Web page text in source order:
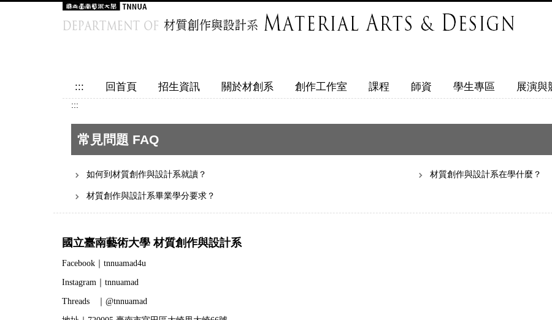
::: 回首頁 招生資訊 關於材創系 創作工作室 課程 師資 學生專區 展演與
:::
常見問題 FAQ
如何到材質創作與設計系就讀？ 材質創作與設計系在學什麼？
材質創作與設計系畢業學分要求？
國立臺南藝術大學 材質創作與設計系
Facebook｜tnnuamad4u
Instagram｜tnnuamad
Threads ｜@tnnuamad